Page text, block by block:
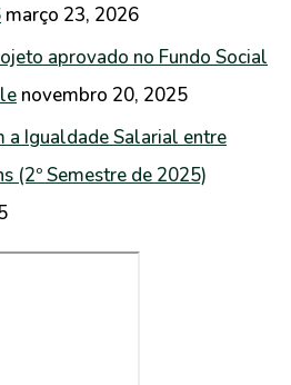
março 23, 2026
aprovado no Fundo Social
novembro 20, 2025
a Igualdade Salarial entre
(2º Semestre de 2025)